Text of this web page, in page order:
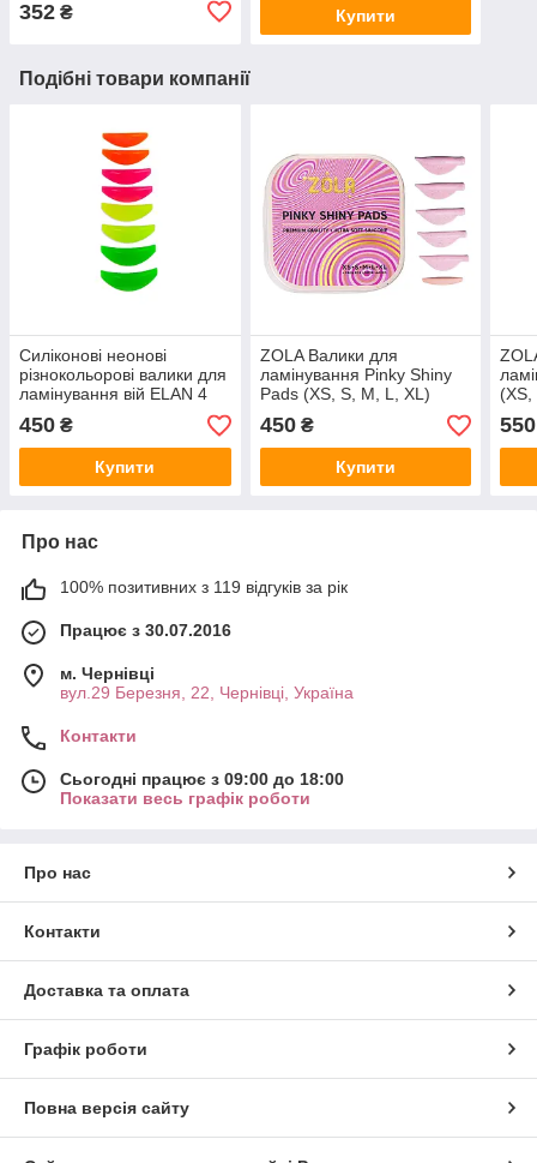
352 ₴ Купити
Подібні товари компанії
Силіконові неонові
різнокольорові валики для
ламінування вій ELAN 4
пари (S, M, L, XL)
450 ₴
Купити
ZOLA Валики для
ламінування Pinky Shiny
Pads (XS, S, M, L, XL)
450₴
Купити
550
Про нас
100% позитивних з 119 відгуків за рік
Працює з 30.07.2016
м. Чернівці
вул.29 Березня, 22, Чернівці, Україна
Контакти
Сьогодні працює з 09:00 до 18:00
Показати весь графік роботи
Про нас
Контакти
Доставка та оплата
Графік роботи
Повна версія сайту